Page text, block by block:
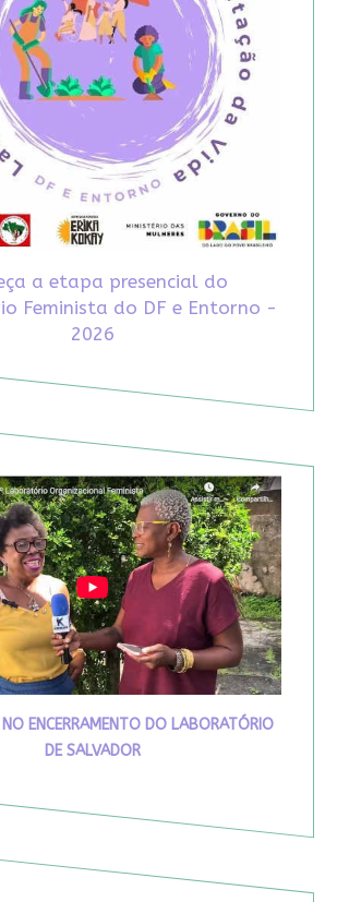
a etapa presencial do
Feminista do DF e Entorno -
2026
NO ENCERRAMENTO DO LABORATÓRIO
DE SALVADOR